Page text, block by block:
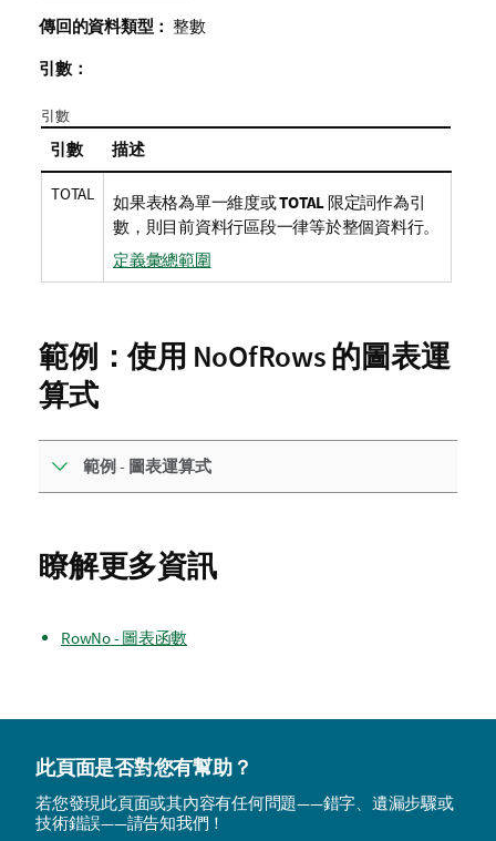
傳回的資料類型： 整數
引數：
引數
引數 描述
TOTAL 如果表格為單一維度或TOTAL 限定詞作為引
數，則目前資料行區段一律等於整個資料行。
定義彙總範圍
範例：使用 NoOfRows 的圖表運
算式
範例 - 圖表運算式
瞭解更多資訊
RowNo - 圖表函數
此頁面是否對您有幫助？
若您發現此頁面或其內容有任何問題——錯字、遺漏步驟或
技術錯誤——請告知我們！